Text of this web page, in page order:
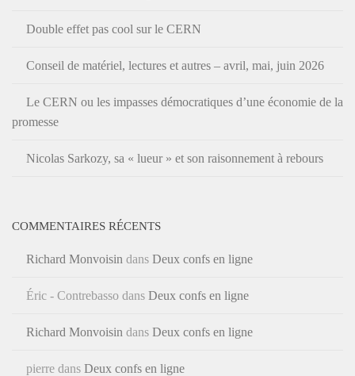
Double effet pas cool sur le CERN
Conseil de matériel, lectures et autres – avril, mai, juin 2026
Le CERN ou les impasses démocratiques d’une économie de la
promesse
Nicolas Sarkozy, sa « lueur » et son raisonnement à rebours
COMMENTAIRES RÉCENTS
Richard Monvoisin dans Deux confs en ligne
Éric - Contrebasso dans Deux confs en ligne
Richard Monvoisin dans Deux confs en ligne
pierre dans Deux confs en ligne